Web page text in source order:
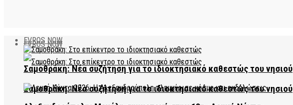
EVROS NOW
Σαμοθράκη: Νέα συζήτηση για το ιδιοκτησιακό καθεστώς του νησιού
EVROS NOW
Σαμοθράκη: Νέα συζήτηση για το ιδιοκτησιακό καθεστώς του νησιού